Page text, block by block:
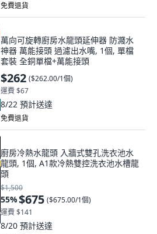
免費退貨
萬向可旋轉廚房水龍頭延伸器 防濺水
神器 萬能接頭 過濾出水嘴, 1個, 單檔
套裝 全銅單檔+萬能接頭
$262 ($262.00/1個)
運費 $67
8/22 預計送達
免費退貨
廚房冷熱水龍頭 入牆式雙孔洗衣池水
龍頭, 1個, A1款冷熱雙控洗衣池水槽龍
頭
$1,500
55%$675 ($675.00/1個)
運費 $141
8/20 預計送達